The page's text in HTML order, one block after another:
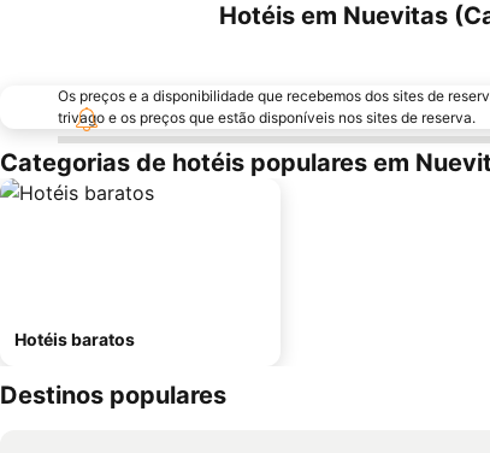
Hotéis em Nuevitas
Os preços e a disponibilidade que recebemos dos sites de
trivago e os preços que estão disponíveis nos sites de reserva.
Categorias de hotéis populares em
Hotéis baratos
Destinos populares